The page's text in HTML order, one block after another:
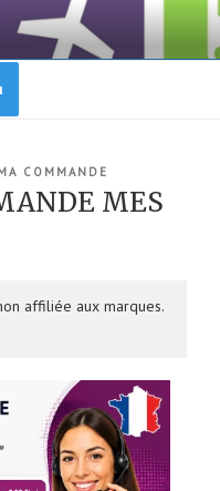
COMMANDE
MES
affiliée aux marques.